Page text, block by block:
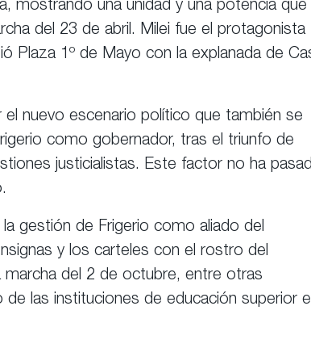
mostrando una unidad y una potencia que
del 23 de abril. Milei fue el protagonista
Plaza 1º de Mayo con la explanada de
nuevo escenario político que también se
como gobernador, tras el triunfo de
justicialistas. Este factor no ha
gestión de Frigerio como aliado del
y los carteles con el rostro del
marcha del 2 de octubre, entre otras
las instituciones de educación superior